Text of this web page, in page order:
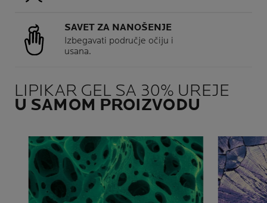
SAVET ZA NANOŠENJE
Izbegavati područje očiju i
usana.
LIPIKAR GEL SA 30% UREJE
U SAMOM PROIZVODU